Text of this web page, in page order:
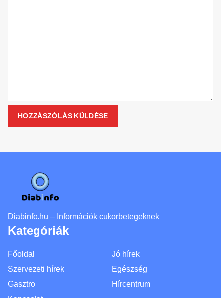
Diabinfo.hu – Információk cukorbetegeknek
Kategóriák
Főoldal
Jó hírek
Szervezeti hírek
Egészség
Gasztro
Hírcentrum